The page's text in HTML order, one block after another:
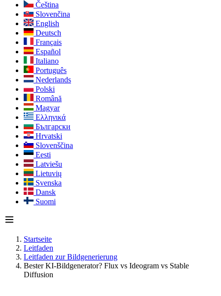
Čeština
Slovenčina
English
Deutsch
Français
Español
Italiano
Português
Nederlands
Polski
Română
Magyar
Ελληνικά
Български
Hrvatski
Slovenščina
Eesti
Latviešu
Lietuvių
Svenska
Dansk
Suomi
Startseite
Leitfaden
Leitfaden zur Bildgenerierung
Bester KI-Bildgenerator? Flux vs Ideogram vs Stable
Diffusion